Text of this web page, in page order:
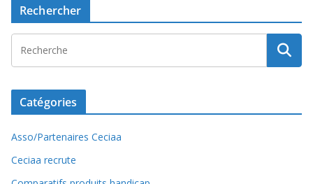
Rechercher
Catégories
Asso/Partenaires Ceciaa
Ceciaa recrute